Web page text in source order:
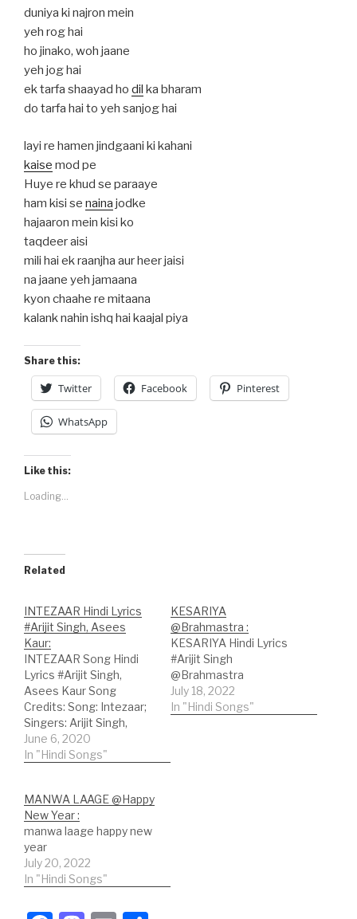
duniya ki najron mein
yeh rog hai
ho jinako, woh jaane
yeh jog hai
ek tarfa shaayad ho dil ka bharam
do tarfa hai to yeh sanjog hai
layi re hamen jindgaani ki kahani
kaise mod pe
Huye re khud se paraaye
ham kisi se naina jodke
hajaaron mein kisi ko
taqdeer aisi
mili hai ek raanjha aur heer jaisi
na jaane yeh jamaana
kyon chaahe re mitaana
kalank nahin ishq hai kaajal piya
Share this:
Twitter Facebook Pinterest
WhatsApp
Like this:
Loading...
Related
INTEZAAR Hindi Lyrics
#Arijit Singh, Asees
Kaur:
INTEZAAR Song Hindi
Lyrics #Arijit Singh,
Asees Kaur Song
Credits: Song: Intezaar;
Singers: Arijit Singh,
Asees Kaur; Lyricist:
Mithoon; Hindi Lyrics: फिर
जो आया तू तो जीना आया नजर से
फिर क्यों तू गुम हो…
June 6, 2020
In "Hindi Songs"
KESARIYA
@Brahmastra :
KESARIYA Hindi Lyrics
#Arijit Singh
@Brahmastra
July 18, 2022
In "Hindi Songs"
MANWA LAAGE @Happy
New Year :
manwa laage happy new
year
July 20, 2022
In "Hindi Songs"